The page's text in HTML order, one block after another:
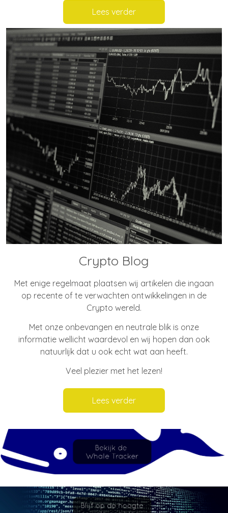
Lees verder
Crypto Blog
Met enige regelmaat plaatsen wij artikelen die ingaan
op recente of te verwachten ontwikkelingen in de
Crypto wereld.
Met onze onbevangen en neutrale blik is onze
informatie wellicht waardevol en wij hopen dan ook
natuurlijk dat u ook echt wat aan heeft.
Veel plezier met het lezen!
Lees verder